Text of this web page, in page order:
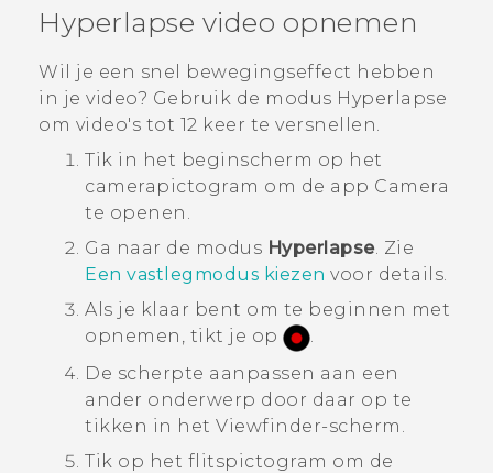
HTC Club
SUPPORT
HTC-apparaten & -accessoires
VIVERSE
Hyperlapse video opnemen
Wil je een snel bewegingseffect hebben
in je video? Gebruik de modus Hyperlapse
om video's tot 12 keer te versnellen.
Tik in het beginscherm op het
camerapictogram om de app Camera
te openen.
Ga naar de modus Hyperlapse. Zie
Een vastlegmodus kiezen voor details.
Als je klaar bent om te beginnen met
opnemen, tikt je op
.
De scherpte aanpassen aan een
ander onderwerp door daar op te
tikken in het Viewfinder-scherm.
Tik op het flitspictogram om de